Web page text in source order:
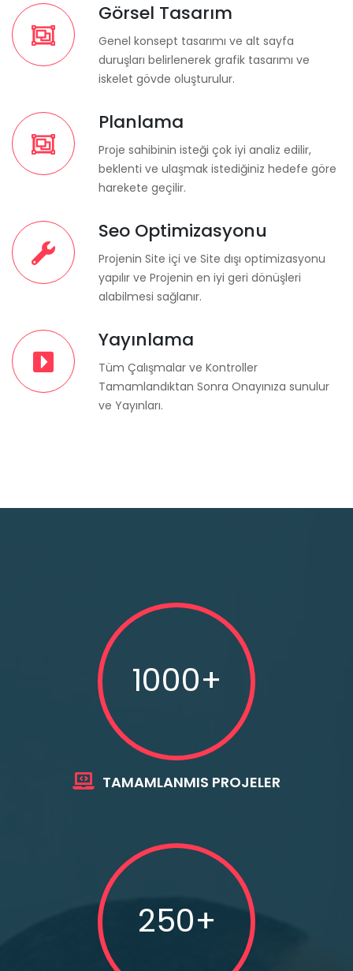
Görsel Tasarım
Genel konsept tasarımı ve alt sayfa
duruşları belirlenerek grafik tasarımı ve
iskelet gövde oluşturulur.
Planlama
Proje sahibinin isteği çok iyi analiz edilir,
beklenti ve ulaşmak istediğiniz hedefe göre
harekete geçilir.
Seo Optimizasyonu
Projenin Site içi ve Site dışı optimizasyonu
yapılır ve Projenin en iyi geri dönüşleri
alabilmesi sağlanır.
Yayınlama
Tüm Çalışmalar ve Kontroller
Tamamlandıktan Sonra Onayınıza sunulur
ve Yayınları.
1000+
TAMAMLANMIS PROJELER
250+